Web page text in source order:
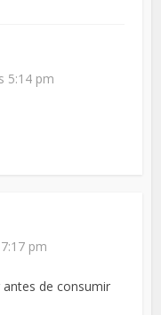
5:14 pm
pm
de consumir